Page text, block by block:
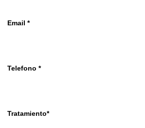
Email *
Telefono *
Tratamiento*